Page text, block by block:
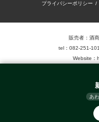
あ
プライバシーポリシー /
販売者：酒
tel：082-251-
Website：
未成年者の飲
当店では、20歳以上の年齢である
©2016.Sake-